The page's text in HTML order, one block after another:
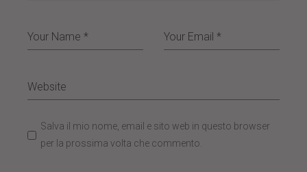
Salva il mio nome, email e sito web in questo browser
per la prossima volta che commento.